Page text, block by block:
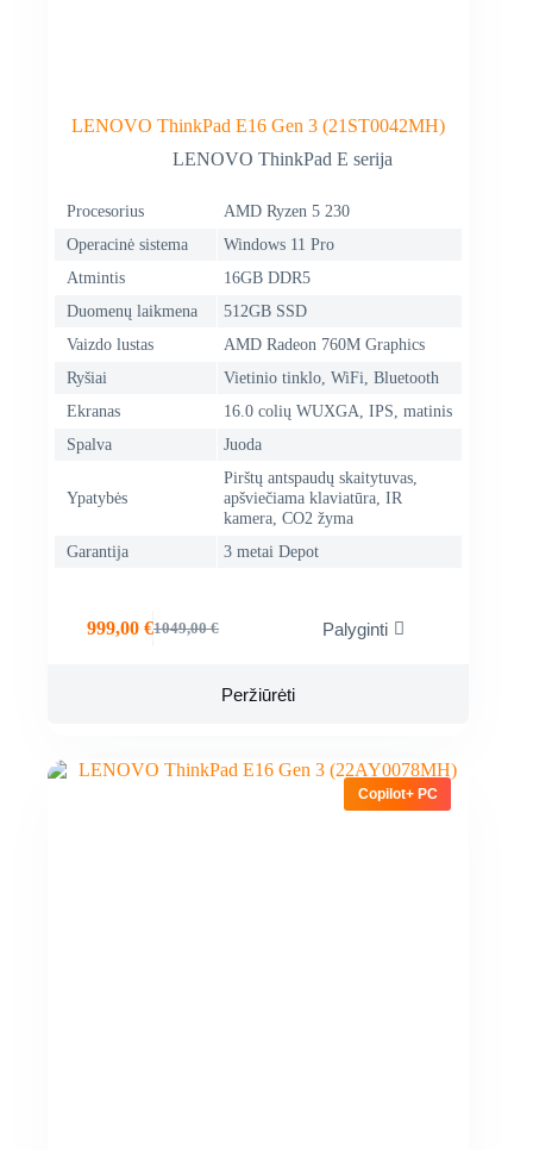
LENOVO ThinkPad E16 Gen 3 (21ST0042MH)
LENOVO ThinkPad E serija
Procesorius
AMD Ryzen 5 230
Operacinė sistema
Windows 11 Pro
Atmintis
16GB DDR5
Duomenų laikmena
512GB SSD
Vaizdo lustas
AMD Radeon 760M Graphics
Ryšiai
Vietinio tinklo, WiFi, Bluetooth
Ekranas
16.0 colių WUXGA, IPS, matinis
Spalva
Juoda
Ypatybės
Pirštų antspaudų skaitytuvas,
apšviečiama klaviatūra, IR
kamera, CO2 žyma
Garantija
3 metai Depot
1049,00€
Original
1049,00 €.
999,00€Current
999,00 €.
Palyginti
Peržiūrėti
Copilot+ PC